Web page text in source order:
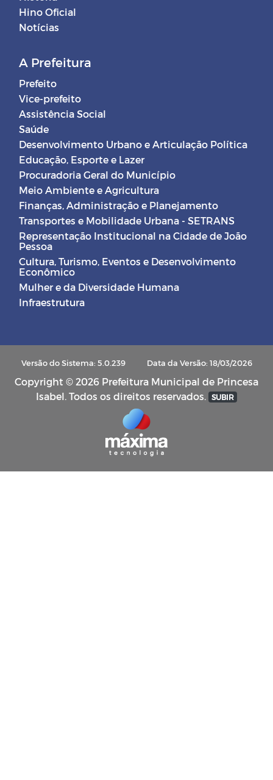
Hino Oficial
Notícias
A Prefeitura
Prefeito
Vice-prefeito
Assistência Social
Saúde
Desenvolvimento Urbano e Articulação Política
Educação, Esporte e Lazer
Procuradoria Geral do Município
Meio Ambiente e Agricultura
Finanças, Administração e Planejamento
Transportes e Mobilidade Urbana - SETRANS
Representação Institucional na Cidade de João
Pessoa
Cultura, Turismo, Eventos e Desenvolvimento
Econômico
Mulher e da Diversidade Humana
Infraestrutura
Versão do Sistema: 5.0.239 Data da Versão: 18/03/2026
Copyright © 2026 Prefeitura Municipal de Princesa
Isabel. Todos os direitos reservados. SUBIR